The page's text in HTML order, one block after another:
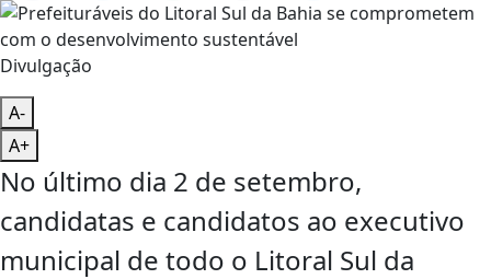
Divulgação
A-
A+
No último dia 2 de setembro,
candidatas e candidatos ao executivo
municipal de todo o Litoral Sul da